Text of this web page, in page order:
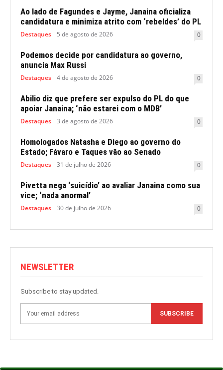
Ao lado de Fagundes e Jayme, Janaina oficializa
candidatura e minimiza atrito com ‘rebeldes’ do PL
Destaques 5 de agosto de 2026 0
Podemos decide por candidatura ao governo,
anuncia Max Russi
Destaques 4 de agosto de 2026 0
Abilio diz que prefere ser expulso do PL do que
apoiar Janaina; ‘não estarei com o MDB’
Destaques 3 de agosto de 2026 0
Homologados Natasha e Diego ao governo do
Estado; Fávaro e Taques vão ao Senado
Destaques 31 de julho de 2026 0
Pivetta nega ‘suicídio’ ao avaliar Janaina como sua
vice; ‘nada anormal’
Destaques 30 de julho de 2026 0
NEWSLETTER
Subscribe to stay updated.
SUBSCRIBE